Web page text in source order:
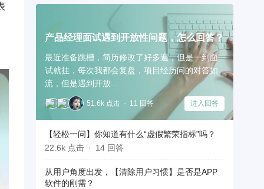
产品经理面试遇到开放性问题，怎么回答？
最近准备跳槽，简历修改了好多遍，但是一到面
试就挂，每次我都会复盘，项目经历问的对答如
流，但是遇到开放...
51.6k 点击 11 回答 进入回答
【轻松一问】你知道有什么“虚假繁荣指标”吗？
22.6k 点击
14 回答
从用户角度出发，【清除用户习惯】是否是APP
软件的刚需？